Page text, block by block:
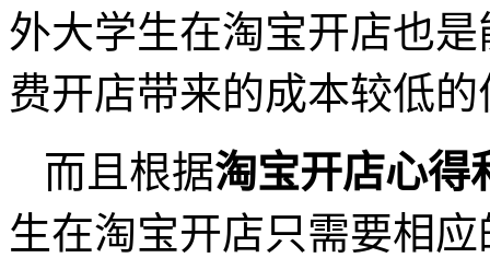
外大学生在淘宝开店也
费开店带来的成本较低的
而且根据淘宝开店心得
生在淘宝开店只需要相